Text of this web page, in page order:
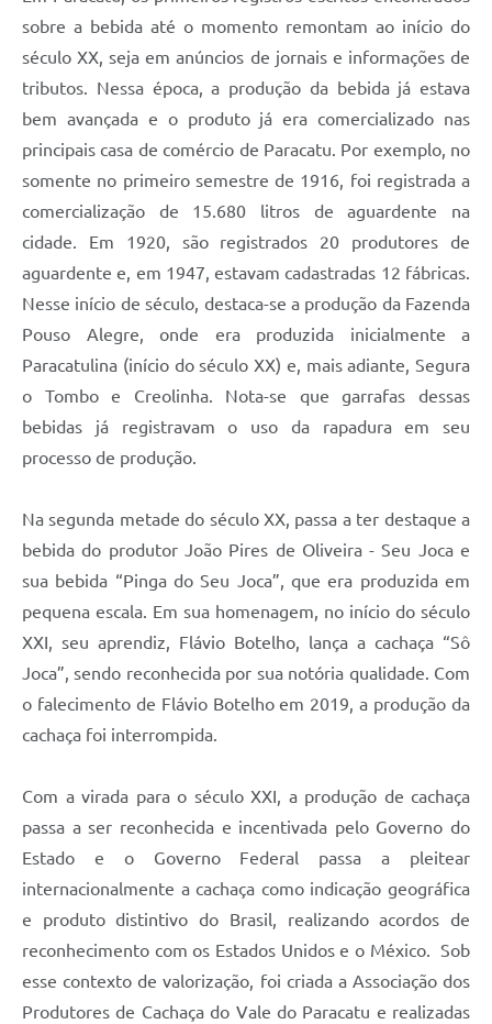
sobre a bebida até o momento remontam ao início do
século XX, seja em anúncios de jornais e informações de
tributos. Nessa época, a produção da bebida já estava
bem avançada e o produto já era comercializado nas
principais casa de comércio de Paracatu. Por exemplo, no
somente no primeiro semestre de 1916, foi registrada a
comercialização de 15.680 litros de aguardente na
cidade. Em 1920, são registrados 20 produtores de
aguardente e, em 1947, estavam cadastradas 12 fábricas.
Nesse início de século, destaca-se a produção da Fazenda
Pouso Alegre, onde era produzida inicialmente a
Paracatulina (início do século XX) e, mais adiante, Segura
o Tombo e Creolinha. Nota-se que garrafas dessas
bebidas já registravam o uso da rapadura em seu
processo de produção.
Na segunda metade do século XX, passa a ter destaque a
bebida do produtor João Pires de Oliveira - Seu Joca e
sua bebida “Pinga do Seu Joca”, que era produzida em
pequena escala. Em sua homenagem, no início do século
XXI, seu aprendiz, Flávio Botelho, lança a cachaça “Sô
Joca”, sendo reconhecida por sua notória qualidade. Com
o falecimento de Flávio Botelho em 2019, a produção da
cachaça foi interrompida.
Com a virada para o século XXI, a produção de cachaça
passa a ser reconhecida e incentivada pelo Governo do
Estado e o Governo Federal passa a pleitear
internacionalmente a cachaça como indicação geográfica
e produto distintivo do Brasil, realizando acordos de
reconhecimento com os Estados Unidos e o México. Sob
esse contexto de valorização, foi criada a Associação dos
Produtores de Cachaça do Vale do Paracatu e realizadas